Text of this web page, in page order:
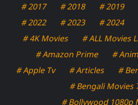
# 2017
# 2018 # 2019
# 2022
# 2023 # 2024
# 4K Movies
# ALL Movies
# Amazon Prime
#
# Apple Tv
# Articles
#
# Bengali Movies
# Bollywood 1080p